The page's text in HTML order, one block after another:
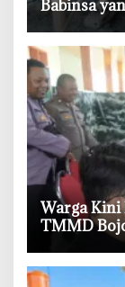
Babinsa
Demi
‎Warga Kini
TMMD
Adminduk